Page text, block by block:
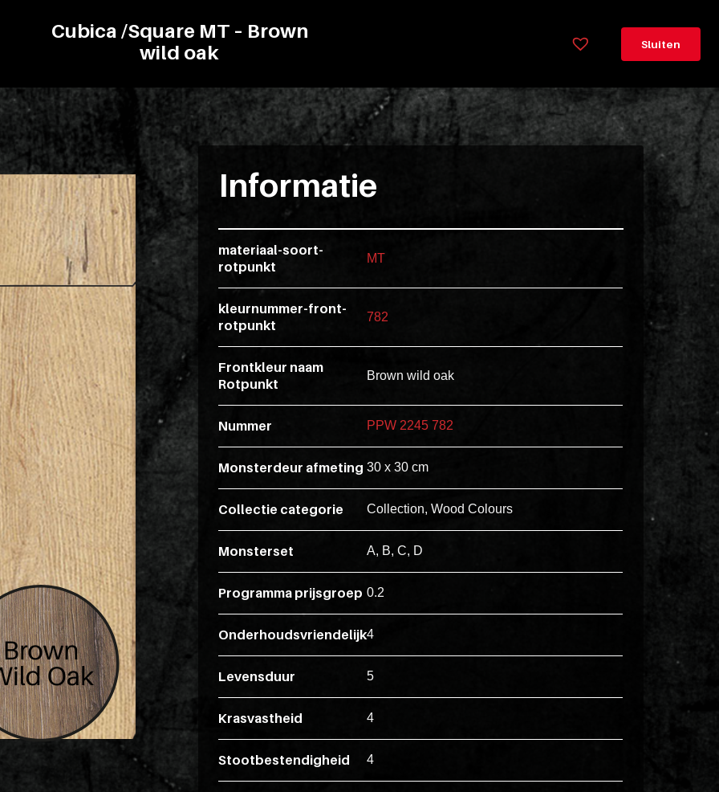
Cubica /Square MT – Brown
wild oak
Sluiten
Informatie
materiaal-soort-
rotpunkt
MT
kleurnummer-front-
rotpunkt
782
Frontkleur naam
Rotpunkt
Brown wild oak
Nummer PPW 2245 782
Monsterdeur afmeting 30 x 30 cm
Collectie categorie Collection, Wood Colours
Monsterset A, B, C, D
Programma prijsgroep 0.2
Onderhoudsvriendelijk4
Levensduur 5
Krasvastheid 4
Stootbestendigheid 4
78cm
hoog
adipisicing
cum
ipsum
quo,
esse
perferendis.